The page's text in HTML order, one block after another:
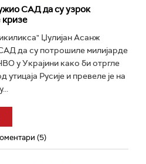
САД да су узрок
кризе
Џулијан Асанж
да су потрошиле милијарде
у Украјини како би отргле
утицаја Русије и превеле је на
(5)